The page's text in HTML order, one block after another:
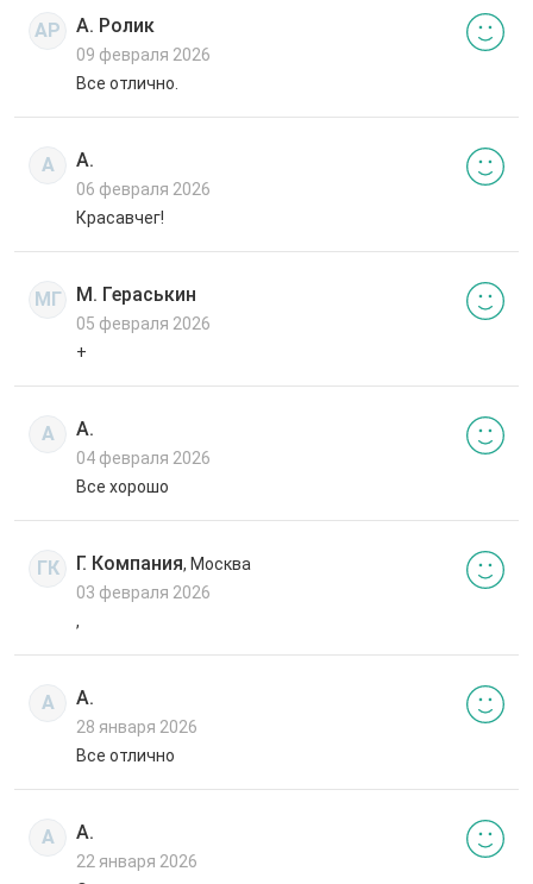
АР А. Ролик
09 февраля 2026
Все отлично.
А А.
06 февраля 2026
Красавчег!
МГ М. Гераськин
05 февраля 2026
+
А А.
04 февраля 2026
Все хорошо
ГК Г. Компания, Москва
03 февраля 2026
,
А А.
28 января 2026
Все отлично
А А.
22 января 2026